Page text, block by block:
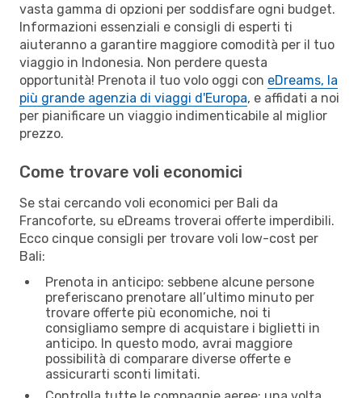
vasta gamma di opzioni per soddisfare ogni budget.
Informazioni essenziali e consigli di esperti ti
aiuteranno a garantire maggiore comodità per il tuo
viaggio in Indonesia. Non perdere questa
opportunità! Prenota il tuo volo oggi con eDreams, la
più grande agenzia di viaggi d'Europa, e affidati a noi
per pianificare un viaggio indimenticabile al miglior
prezzo.
Come trovare voli economici
Se stai cercando voli economici per Bali da
Francoforte, su eDreams troverai offerte imperdibili.
Ecco cinque consigli per trovare voli low-cost per
Bali:
Prenota in anticipo: sebbene alcune persone
preferiscano prenotare all’ultimo minuto per
trovare offerte più economiche, noi ti
consigliamo sempre di acquistare i biglietti in
anticipo. In questo modo, avrai maggiore
possibilità di comparare diverse offerte e
assicurarti sconti limitati.